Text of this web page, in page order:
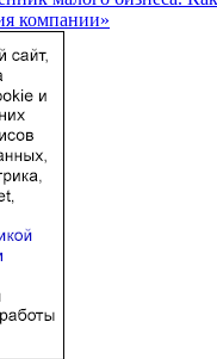
компании»